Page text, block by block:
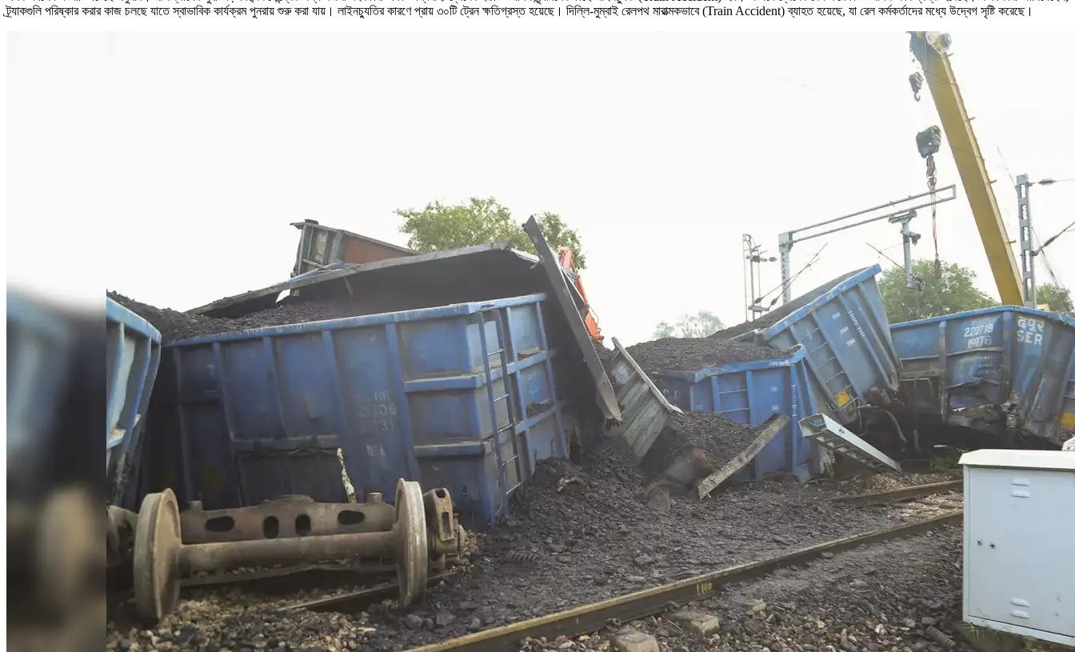
ট্র্যাকগুলি পরিষ্কার করার কাজ চলছে যাতে স্বাভাবিক কার্যক্রম পুনরায় শুরু করা যায়। লাইনচ্যুতির কারণে প্রায় ৩০টি ট্রেন ক্ষতিগ্রস্ত হয়েছে। দিল্লি-মুম্বাই রেলপথ মারাত্মকভাবে (Train Accident) ব্যাহত হয়েছে, যা রেল কর্মকর্তাদের মধ্যে উদ্বেগ সৃষ্টি করেছে।